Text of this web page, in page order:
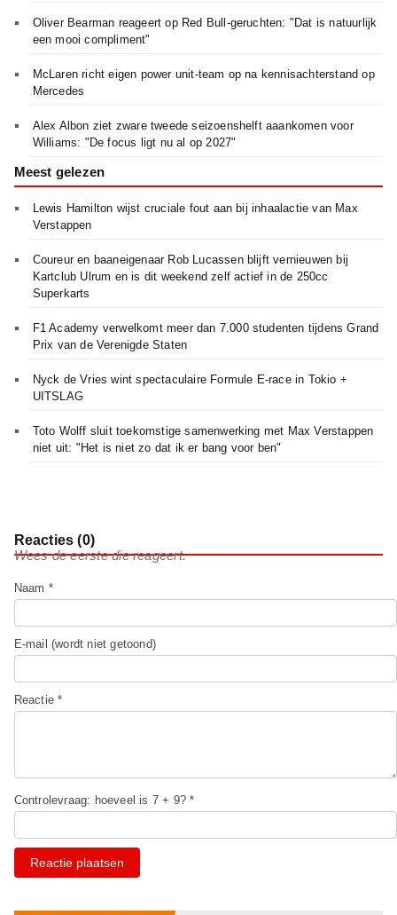
Oliver Bearman reageert op Red Bull-geruchten: "Dat is natuurlijk
een mooi compliment"
McLaren richt eigen power unit-team op na kennisachterstand op
Mercedes
Alex Albon ziet zware tweede seizoenshelft aaankomen voor
Williams: "De focus ligt nu al op 2027"
Meest gelezen
Lewis Hamilton wijst cruciale fout aan bij inhaalactie van Max
Verstappen
Coureur en baaneigenaar Rob Lucassen blijft vernieuwen bij
Kartclub Ulrum en is dit weekend zelf actief in de 250cc
Superkarts
F1 Academy verwelkomt meer dan 7.000 studenten tijdens Grand
Prix van de Verenigde Staten
Nyck de Vries wint spectaculaire Formule E-race in Tokio +
UITSLAG
Toto Wolff sluit toekomstige samenwerking met Max Verstappen
niet uit: "Het is niet zo dat ik er bang voor ben"
Reacties (0)
Wees de eerste die reageert.
Naam *
E-mail (wordt niet getoond)
Reactie *
Controlevraag: hoeveel is 7 + 9? *
Reactie plaatsen